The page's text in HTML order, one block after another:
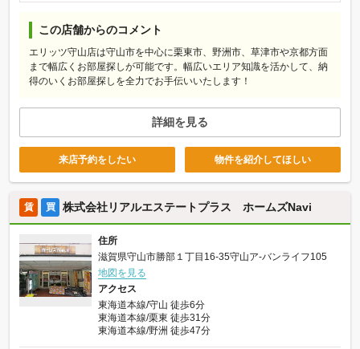
この店舗からのコメント
エリッツ守山店は守山市を中心に栗東市、野洲市、草津市や京都方面
まで幅広くお部屋探しが可能です。幅広いエリア知識を活かして、納
得のいくお部屋探しを全力でお手伝いいたします！
詳細を見る
来店予約をしたい 物件を紹介してほしい
賃 買 株式会社リアルエステートプラス ホームズNavi
住所
滋賀県守山市勝部１丁目16-35守山ア‐バンライフ105
地図を見る
アクセス
東海道本線/守山 徒歩6分
東海道本線/栗東 徒歩31分
東海道本線/野洲 徒歩47分